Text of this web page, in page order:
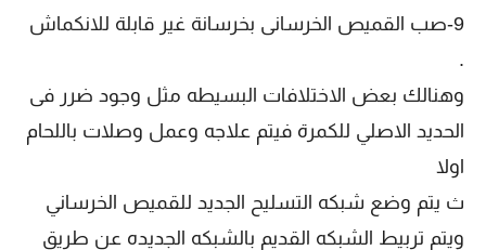
9-صب القميص الخرسانى بخرسانة غير قابلة للانكماش
.
وهنالك بعض الاختلافات البسيطه مثل وجود ضرر فى
الحديد الاصلي للكمرة فيتم علاجه وعمل وصلات باللحام
اولا
ث يتم وضع شبكه التسليح الجديد للقميص الخرساني
ويتم تربيط الشبكه القديم بالشبكه الجديده عن طريق